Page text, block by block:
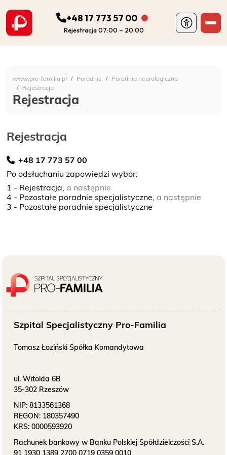
Szpital Specjalistyczny
+48 17 773 57 00
Rejestracja 07:00 – 20:00
PORADNIE
DIAGNOSTYKA
POZOSTAŁA DZIAŁALNOŚĆ SZPITALA
DLA PACJENTA
ONKOLOGIA
STOMATOLOGIA
SZUKAJ
Bezpłatne badania laboratoryjne
przez cały okres trwania ciąży
www.pro-familia.pl Poradnie
Poradnia neurologiczna
Rejestracja
Rejestracja
Rejestracja
+48 17 773 57 00
Po odsłuchaniu zapowiedzi wybór:
1 - Rejestracja, a następnie
4 - Pozostałe poradnie specjalistyczne,a następnie
3 - Pozostałe poradnie specjalistyczne
Szpital Specjalistyczny Pro-Familia
Tomasz Łoziński Spółka Komandytowa
ul. Witolda 6B
35-302 Rzeszów
NIP: 8133561368
REGON: 180357490
KRS: 0000593920
Rachunek bankowy w Banku Polskiej Spółdzielczości S.A.
91 1930 1389 2700 0719 0359 0010